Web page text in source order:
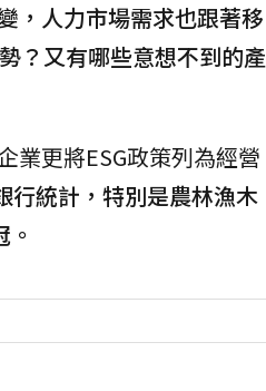
，人力市場需求也跟著移
？又有哪些意想不到的產
業更將ESG政策列為經營
行統計，特別是農林漁木